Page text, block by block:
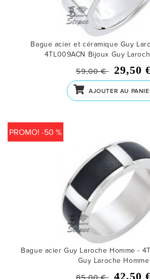
Bague acier et céramique Guy
4TL009ACN Bijoux Guy
59,00 € 29,50
AJOUTER AU
PROMO! -50 %
Bague acier Guy Laroche Homme -
Guy Laroche Homme
42,50